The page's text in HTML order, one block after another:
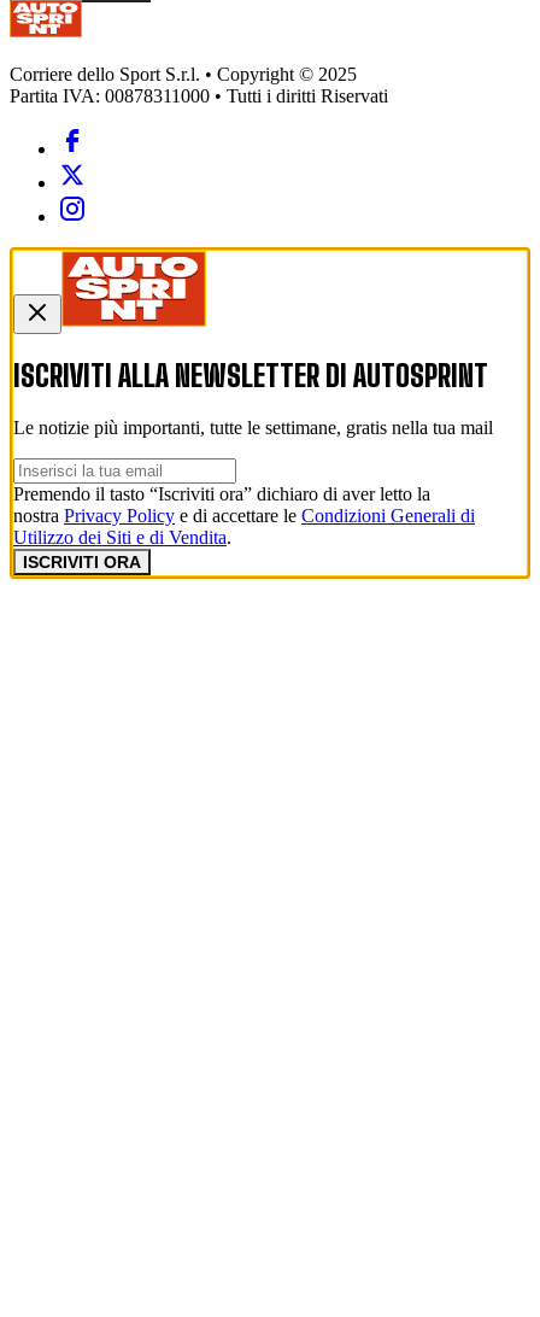
Corriere dello Sport S.r.l. • Copyright © 2025
Partita IVA: 00878311000 • Tutti i diritti Riservati
ISCRIVITI ALLA NEWSLETTER DI AUTOSPRINT
Le notizie più importanti, tutte le settimane, gratis nella tua mail
Premendo il tasto “Iscriviti ora” dichiaro di aver letto la
nostra Privacy Policy e di accettare le Condizioni Generali di
Utilizzo dei Siti e di Vendita.
ISCRIVITI ORA